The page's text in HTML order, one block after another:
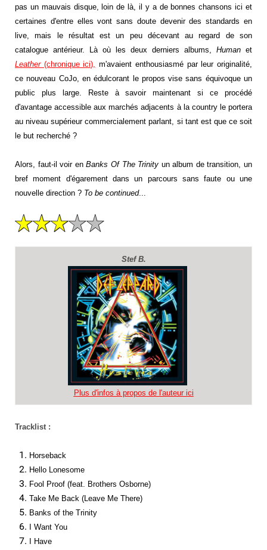
pas un mauvais disque, loin de là, il y a de bonnes chansons ici et
certaines d'entre elles vont sans doute devenir des standards en
live, mais le résultat est un peu décevant au regard de son
catalogue antérieur. Là où les deux derniers albums, Human et
Leather(chronique ici),
m'avaient enthousiasmé par leur originalité,
ce nouveau CoJo, en édulcorant le propos vise sans équivoque un
public plus large. Reste à savoir maintenant si ce procédé
d'avantage accessible aux marchés adjacents à la country le portera
au niveau supérieur commercialement parlant, si tant est que ce soit
le but recherché ?
Alors, faut-il voir enBanks Of The Trinity un album de transition, un
bref moment d'égarement dans un parcours sans faute ou une
nouvelle direction ? To be continued...
Stef B.
Plus d'infos à propos de l'auteur ici
Tracklist :
Horseback
Hello Lonesome
Fool Proof (feat. Brothers Osborne)
Take Me Back (Leave Me There)
Banks of the Trinity
I Want You
I Have